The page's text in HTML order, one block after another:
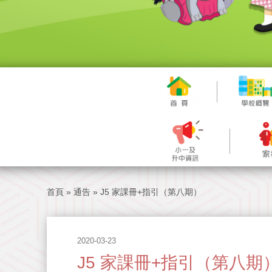
首頁 » 通告 » J5 家課冊+指引（第八期）
2020-03-23
J5 家課冊+指引（第八期